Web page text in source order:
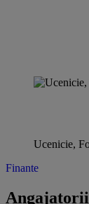
Ucenicie,
Finante
Angajatorii